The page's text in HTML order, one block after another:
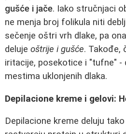
gušće i jače. Iako stručnjaci
ne menja broj folikula niti
sečenje oštri vrh dlake, pa
deluje oštrije i gušće. Takođe,
iritacije, posekotice i "tufne" -
mestima uklonjenih dlaka.
Depilacione kreme i gelovi:
Depilacione kreme deluju